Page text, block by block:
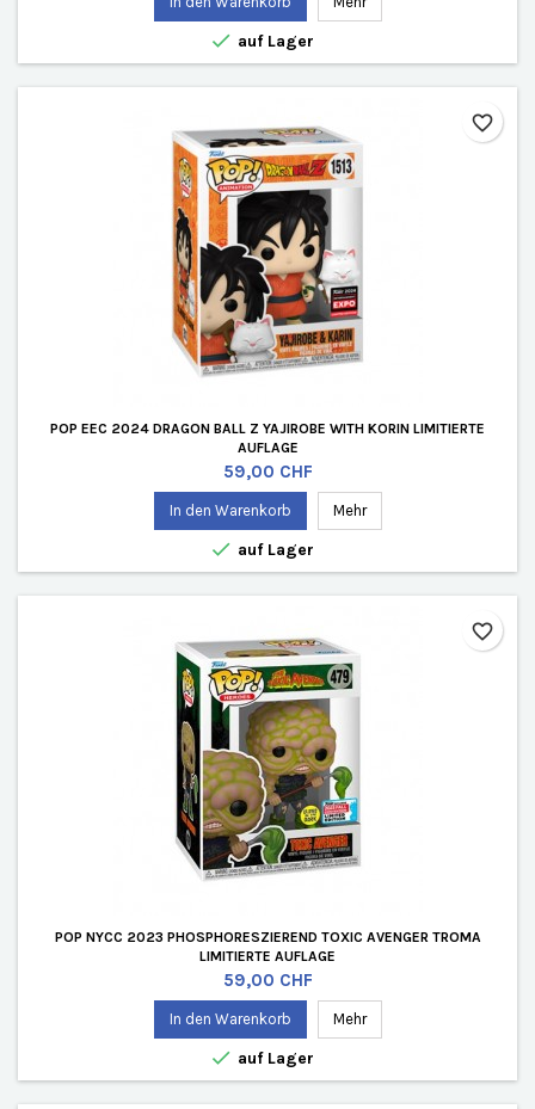
 auf Lager
POP EEC 2024 DRAGON BALL Z YAJIROBE WITH KORIN LIMITIERTE
AUFLAGE
Preis
59,00 CHF
In den Warenkorb Mehr
 auf Lager
favorite_border
POP NYCC 2023 PHOSPHORESZIEREND TOXIC AVENGER TROMA
LIMITIERTE AUFLAGE
Preis
59,00 CHF
In den Warenkorb Mehr
 auf Lager
favorite_border